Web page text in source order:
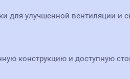
для улучшенной вентиляции и
конструкцию и доступную